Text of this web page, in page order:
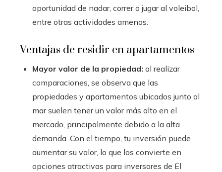
oportunidad de nadar, correr o jugar al voleibol,
entre otras actividades amenas.
Ventajas de residir en apartamentos
Mayor valor de la propiedad: al realizar
comparaciones, se observa que las
propiedades y apartamentos ubicados junto al
mar suelen tener un valor más alto en el
mercado, principalmente debido a la alta
demanda. Con el tiempo, tu inversión puede
aumentar su valor, lo que los convierte en
opciones atractivas para inversores de El